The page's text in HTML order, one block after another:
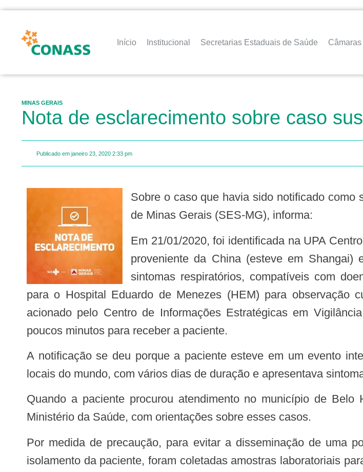
Início Institucional Secretarias Estaduais de Saúde
MINAS GERAIS
Nota de esclarecimento sobre caso
Publicado em janeiro 23, 2020 2:33 pm
Sobre o caso que havia sido notificado como suspeito para Coronavírus, a Secretaria de Estado de Saúde
de Minas Gerais (SES-MG), informa:
Em 21/01/2020, foi identificada na UPA Centro Sul de Belo Horizonte uma paciente, brasileira, de 35 anos,
proveniente da China (esteve em
sintomas respiratórios, compatíveis com
para o Hospital Eduardo de Menezes (HEM) para observação
acionado pelo Centro de Informações Estratégicas em
poucos minutos para receber a paciente.
A notificação se deu porque a paciente esteve em um evento internacional na China, teve contato com pessoas de diversos
locais do mundo, com vários dias de duração e apresentava
Quando a paciente procurou atendimento no município de Belo Horizonte, a SES-MG ainda não dispunha do protocolo do
Ministério da Saúde, com orientações sobre esses casos.
Por medida de precaução, para evitar a disseminação de uma possível nova doença, ainda desconhecida, foi decidido pelo
isolamento da paciente, foram coletadas amostras laboratoriais